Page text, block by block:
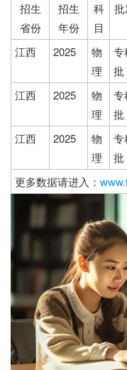
招生
省份
招生
年份
科
目
江西
2025
物
理
专
批
江西 2025
物
理
专
批
江西 2025
物
理
专
批
更多数据请进入：